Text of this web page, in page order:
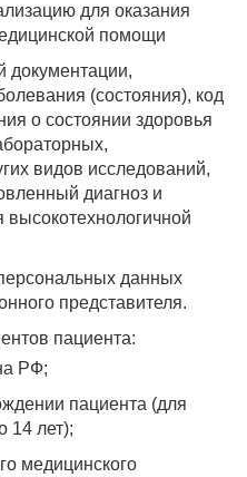
для оказания
помощи
документации,
(состояния), код
о состоянии здоровья
видов исследований,
диагноз и
высокотехнологичной
данных
представителя.
пациента:
РФ;
пациента (для
14 лет);
медицинского